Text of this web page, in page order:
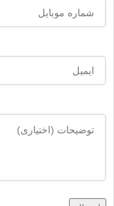
موبایل(ضروری)
(اختیاری)